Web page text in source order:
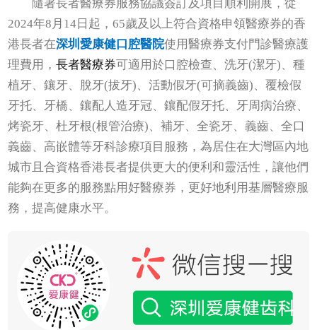
隨著長者醫療券服務協議簽訂及項目順利開展，從
2024年8月14日起，65歲及以上符合資格申領醫療券的香
港長者在深圳愛康健口腔醫院使用醫療券支付門診醫療護
理費用，長者醫療券可適用於口腔檢查、洗牙(潔牙)、種
植牙、鑲牙、脫牙(拔牙)、活動假牙(可摘義齒)、覆檢假
牙托、牙橋、鑲配人造牙冠、鑲配假牙托、牙周病治療、
烤瓷牙、杜牙根(根管治療)、補牙、全瓷牙、義齒、全口
義齒、高嵌體等牙科診療項目服務，為居住在大灣區內地
城市且合資格香港長者提供更大的便利和靈活性，讓他們
能夠在更多的服務點用好醫療券，更好地利用基層醫療服
務，提高健康水平。